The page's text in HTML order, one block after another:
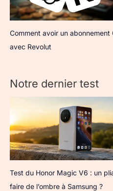
Comment avoir un abonnement
avec Revolut
Notre dernier test
Test du Honor Magic V6 : un
faire de l’ombre à Samsung ?